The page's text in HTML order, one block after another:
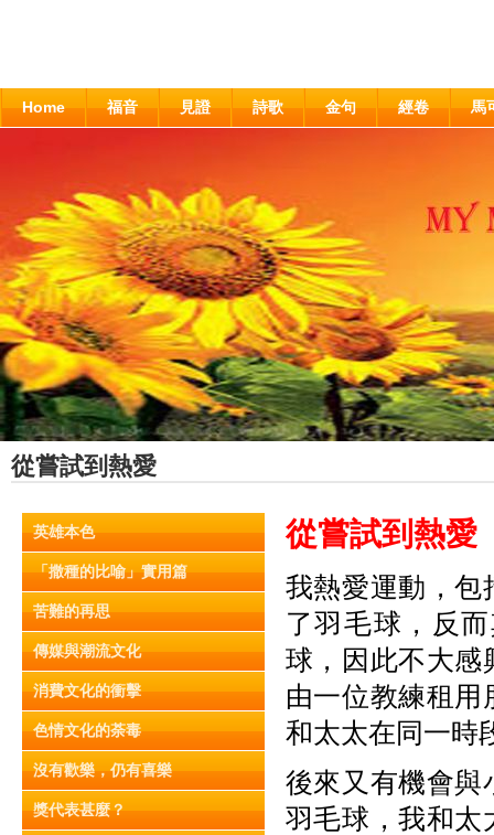
Home 福音 見證 詩歌 金句 經卷 馬
從嘗試到熱愛
英雄本色
「撒種的比喻」實用篇
苦難的再思
傳媒與潮流文化
消費文化的衝擊
色情文化的荼毒
沒有歡樂，仍有喜樂
獎代表甚麼？
從嘗試到熱愛
我熱愛運動，包
了羽毛球，反
球，因此不大感
由一位教練租
和太太在同一時
後來又有機會與
羽毛球，我和太